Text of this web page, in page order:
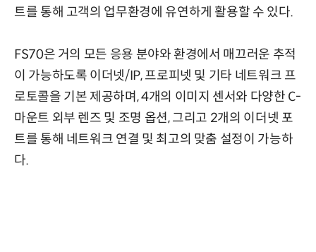
트를 통해 고객의 업무환경에 유연하게 활용할 수 있다.
FS70은 거의 모든 응용 분야와 환경에서 매끄러운 추적
이 가능하도록 이더넷/IP, 프로피넷 및 기타 네트워크 프
로토콜을 기본 제공하며, 4개의 이미지 센서와 다양한 C-
마운트 외부 렌즈 및 조명 옵션, 그리고 2개의 이더넷 포
트를 통해 네트워크 연결 및 최고의 맞춤 설정이 가능하
다.